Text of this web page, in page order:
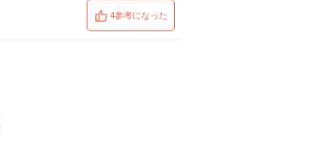
4参考になった